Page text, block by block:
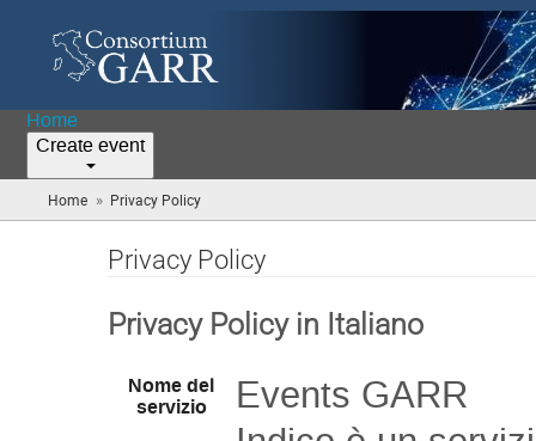
Home
Create event
Home » Privacy Policy
are
Privacy Policy
Privacy Policy in Italiano
Nome del
servizio
Events GARR